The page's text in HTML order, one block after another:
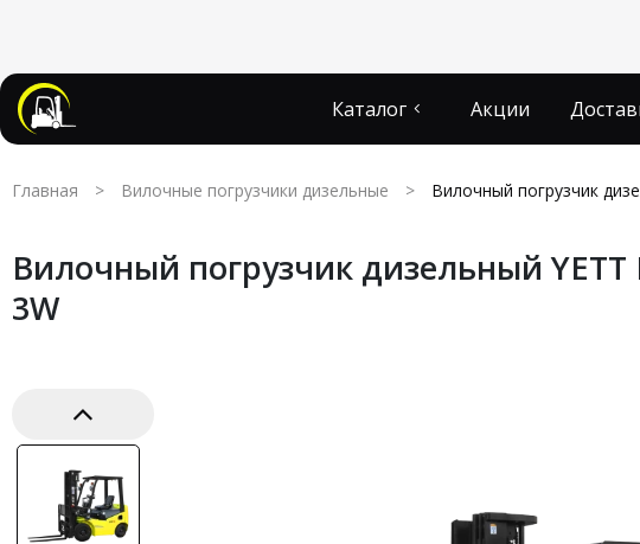
Каталог Акции
Главная > Вилочные погрузчики дизельные > Вилочный погрузчик
Вилочный погрузчик дизельный YETT
3W